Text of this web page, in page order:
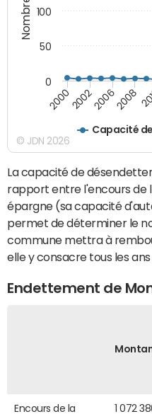
Capacité
2000200220062008
0
50
100
© JDN 2026
La capacité de
rapport entre l'encours de
épargne (sa capacité
permet de déterminer le
commune mettra à
elle y consacre tous les
Endettement de
Encours de la
1 072